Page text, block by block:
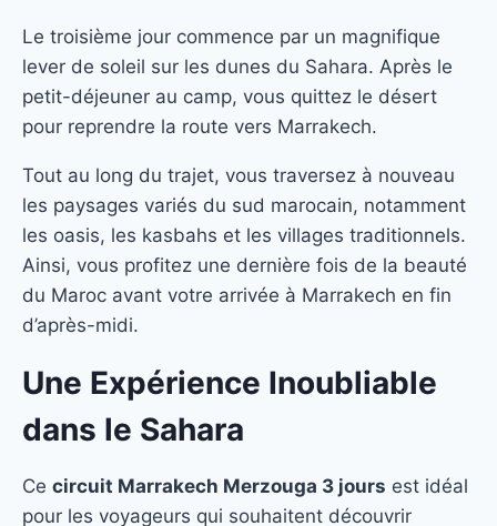
Le troisième jour commence par un magnifique
lever de soleil sur les dunes du Sahara. Après le
petit-déjeuner au camp, vous quittez le désert
pour reprendre la route vers Marrakech.
Tout au long du trajet, vous traversez à nouveau
les paysages variés du sud marocain, notamment
les oasis, les kasbahs et les villages traditionnels.
Ainsi, vous profitez une dernière fois de la beauté
du Maroc avant votre arrivée à Marrakech en fin
d’après-midi.
Une Expérience Inoubliable
dans le Sahara
Ce circuit Marrakech Merzouga 3 jours est idéal
pour les voyageurs qui souhaitent découvrir